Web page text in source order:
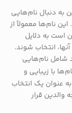
به دنبال نام‌هایی
نام‌ها معمولاً از
است به دلایل
انتخاب شوند.
شامل نام‌هایی
با زیبایی و
عنوان یک انتخاب
والدین قرار